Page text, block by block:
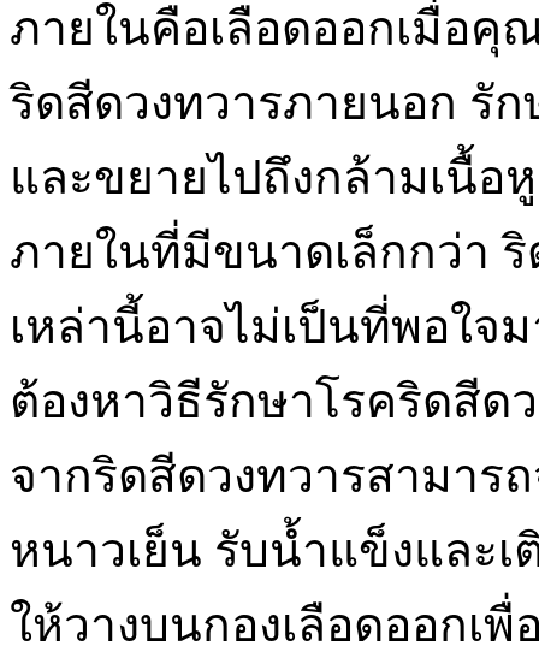
ภายในคือเลือดออกเมื่อคุ
ริดสีดวงทวารภายนอก รั
และขยายไปถึงกล้ามเนื้อ
ภายในที่มีขนาดเล็กกว่า
เหล่านี้อาจไม่เป็นที่พอใ
ต้องหาวิธีรักษาโรคริดสีด
จากริดสีดวงทวารสามาร
หนาวเย็น รับน้ำแข็งและ
ให้วางบนกองเลือดออกเ